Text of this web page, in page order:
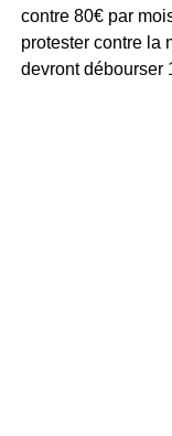
contre 80€ par
protester contre la
devront débourser